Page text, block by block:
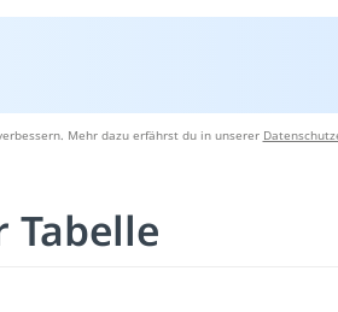
Mehr dazu erfährst du in unserer
Tabelle